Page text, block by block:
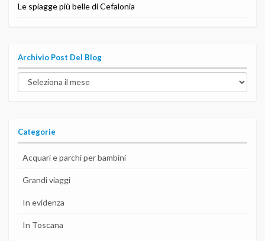
Le spiagge più belle di Cefalonia
Archivio Post Del Blog
Archivio
post
Categorie
Acquari e parchi per bambini
Grandi viaggi
In evidenza
In Toscana